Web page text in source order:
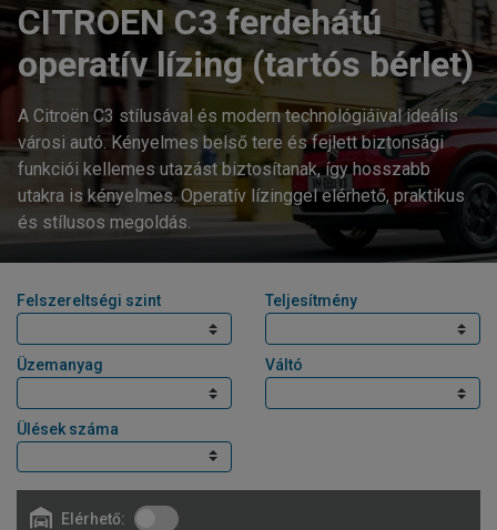
CITROEN C3 ferdehátú
operatív lízing (tartós bérlet)
A Citroën C3 stílusával és modern technológiáival ideális
városi autó. Kényelmes belső tere és fejlett biztonsági
funkciói kellemes utazást biztosítanak, így hosszabb
utakra is kényelmes. Operatív lízinggel elérhető, praktikus
és stílusos megoldás.
Felszereltségi szint Teljesítmény
Üzemanyag Váltó
Ülések száma
Elérhető: